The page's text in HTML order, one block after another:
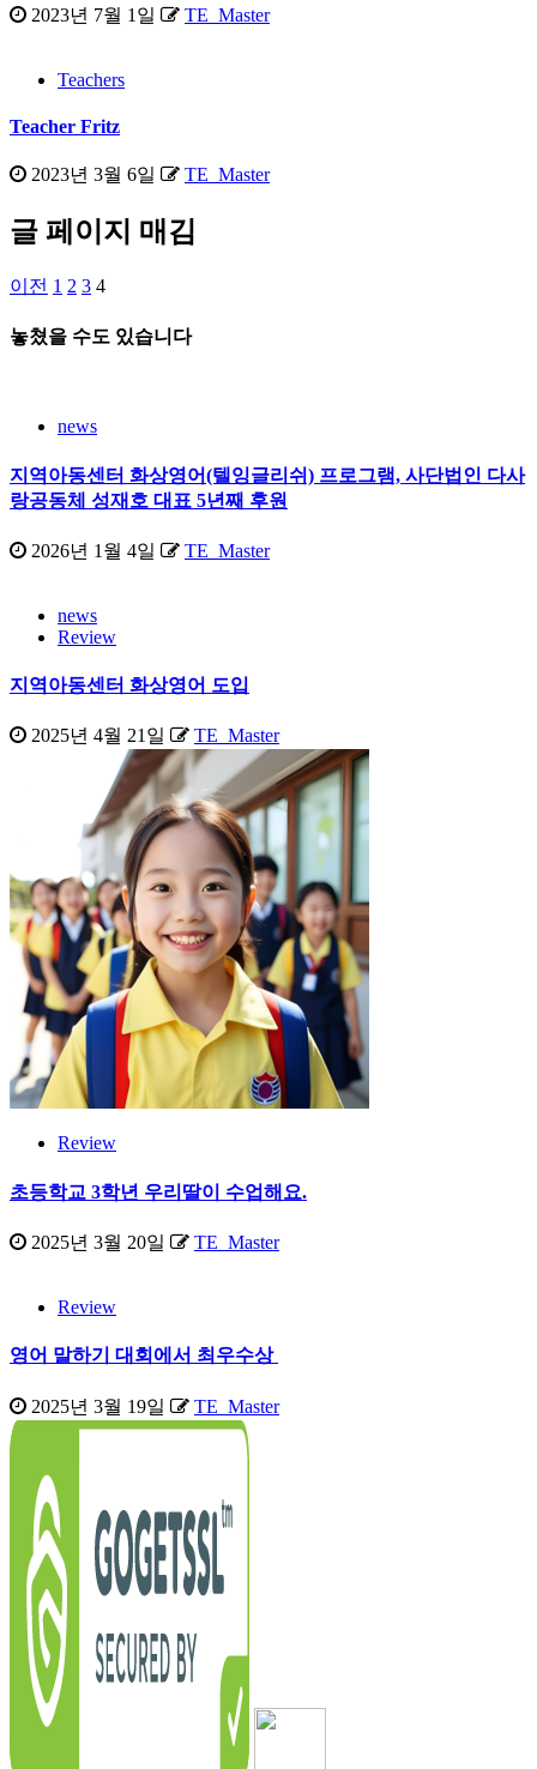
2023년 7월 1일 TE_Master
Teachers
Teacher Fritz
2023년 3월 6일 TE_Master
글 페이지 매김
이전 1 2 3 4
놓쳤을 수도 있습니다
news
지역아동센터 화상영어(텔잉글리쉬) 프로그램, 사단법인 다사
랑공동체 성재호 대표 5년째 후원
2026년 1월 4일 TE_Master
news
Review
지역아동센터 화상영어 도입
2025년 4월 21일 TE_Master
Review
초등학교 3학년 우리딸이 수업해요.
2025년 3월 20일 TE_Master
Review
영어 말하기 대회에서 최우수상
2025년 3월 19일 TE_Master